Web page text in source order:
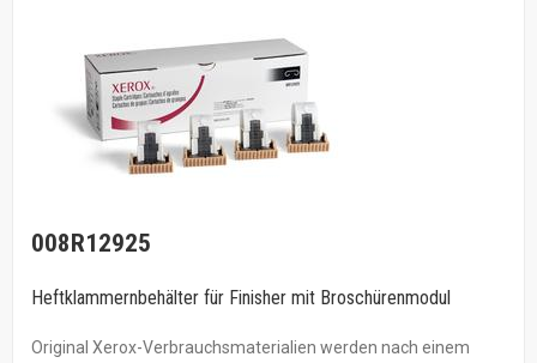
008R12925
Heftklammernbehälter für Finisher mit Broschürenmodul
Original Xerox-Verbrauchsmaterialien werden nach einem